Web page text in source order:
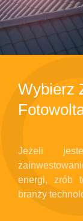
Wybierz
Jeżeli
energi, zrób
branży